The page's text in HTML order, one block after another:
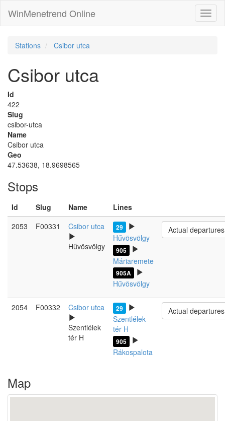
WinMenetrend Online
Stations Csibor utca
Csibor utca
Id
422
Slug
csibor-utca
Name
Csibor utca
Geo
47.53638, 18.9698565
Stops
Id Slug Name
Lines
2053
F00331
Csibor utca
Hűvösvölgy
29
Hűvösvölgy
905
Máriaremete
905A
Hűvösvölgy
Actual departures
2054 F00332
Csibor utca
Szentlélek
tér H
29
Szentlélek
tér H
905
Rákospalota
Actual departures
Map